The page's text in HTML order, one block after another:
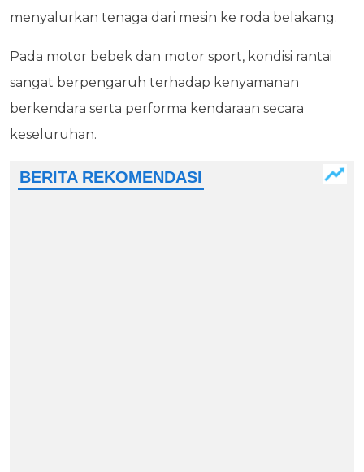
menyalurkan tenaga dari mesin ke roda belakang.
Pada motor bebek dan motor sport, kondisi rantai
sangat berpengaruh terhadap kenyamanan
berkendara serta performa kendaraan secara
keseluruhan.